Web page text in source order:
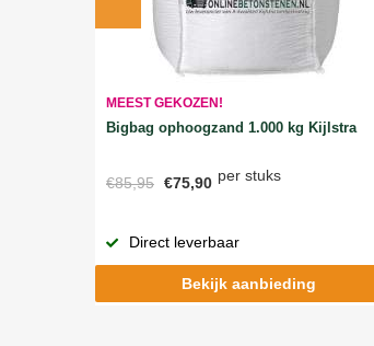
MEEST GEKOZEN!
Bigbag ophoogzand 1.000 kg Kijlstra
€85,95 €75,90 per stuks
Direct leverbaar
Bekijk aanbieding